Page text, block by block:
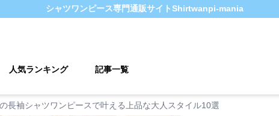
シャツワンピース専門通販サイトShirtwanpi-mania
人気ランキング 記事一覧
長袖シャツワンピースで叶える上品な大人スタイル10選